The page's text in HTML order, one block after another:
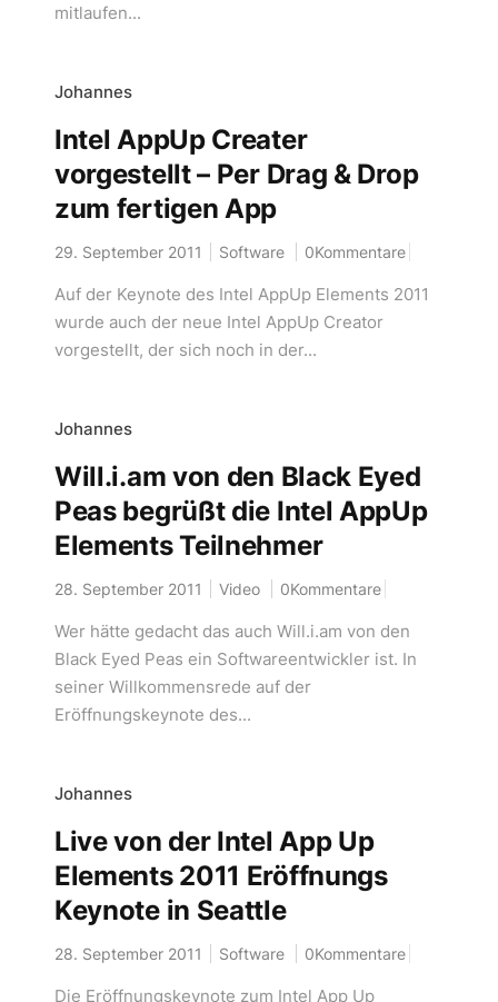
mitlaufen...
Johannes
Intel AppUp Creater
vorgestellt – Per Drag & Drop
zum fertigen App
29. September 2011 Software 0Kommentare
Auf der Keynote des Intel AppUp Elements 2011
wurde auch der neue Intel AppUp Creator
vorgestellt, der sich noch in der...
Johannes
Will.i.am von den Black Eyed
Peas begrüßt die Intel AppUp
Elements Teilnehmer
28. September 2011 Video 0Kommentare
Wer hätte gedacht das auch Will.i.am von den
Black Eyed Peas ein Softwareentwickler ist. In
seiner Willkommensrede auf der
Eröffnungskeynote des...
Johannes
Live von der Intel App Up
Elements 2011 Eröffnungs
Keynote in Seattle
28. September 2011 Software 0Kommentare
Die Eröffnungskeynote zum Intel App Up